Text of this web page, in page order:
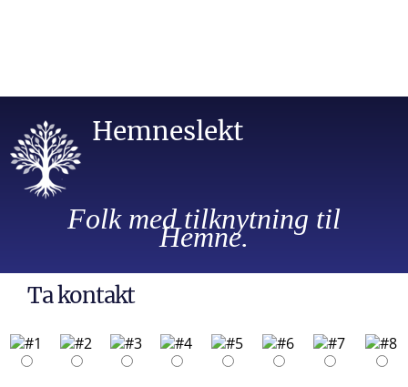
Hemneslekt
Folk med tilknytning til
Hemne.
Ta kontakt